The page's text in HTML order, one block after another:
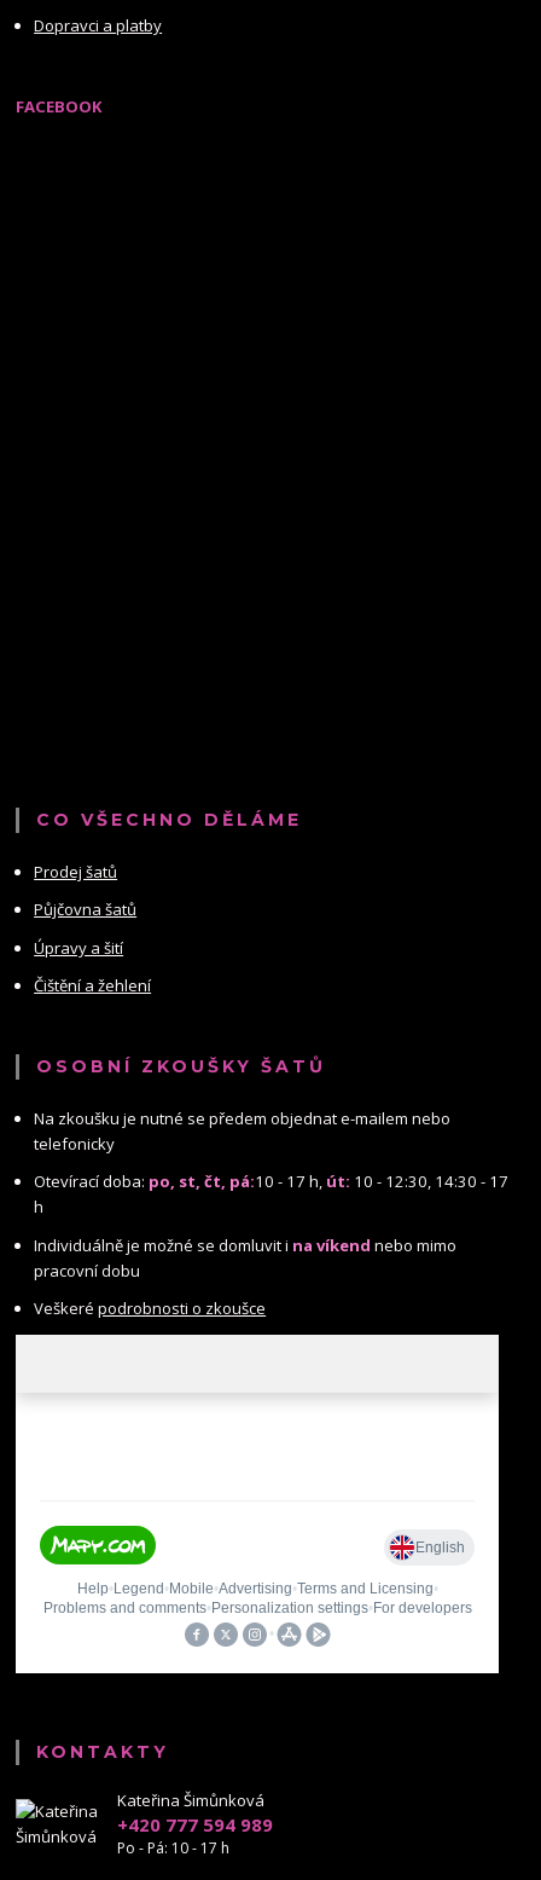
Dopravci a platby
FACEBOOK
CO VŠECHNO DĚLÁME
Prodej šatů
Půjčovna šatů
Úpravy a šití
Čištění a žehlení
OSOBNÍ ZKOUŠKY ŠATŮ
Na zkoušku je nutné se předem objednat e-mailem nebo
telefonicky
Otevírací doba: po, st, čt, pá:10 - 17 h, út: 10 - 12:30, 14:30 - 17
h
Individuálně je možné se domluvit i na víkend nebo mimo
pracovní dobu
Veškerépodrobnosti o zkoušce
KONTAKTY
Kateřina Šimůnková
+420 777 594 989
Po - Pá: 10 - 17 h